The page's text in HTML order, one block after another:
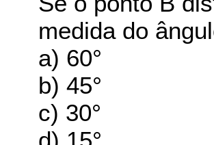
medida do
a) 60°
b) 45°
c) 30°